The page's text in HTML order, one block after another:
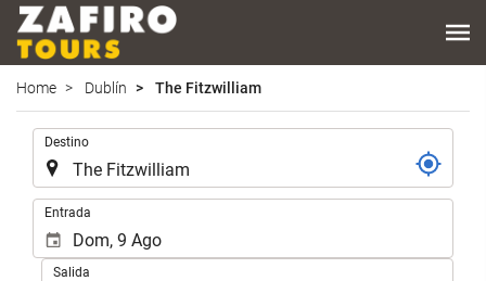
Home Dublín The Fitzwilliam
Destino
Entrada
Salida